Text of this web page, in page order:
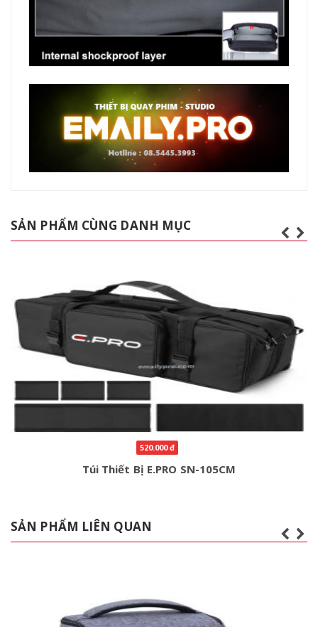
SẢN PHẨM CÙNG DANH MỤC
520.000 đ
Túi Thiết Bị E.PRO SN-105CM
SẢN PHẨM LIÊN QUAN